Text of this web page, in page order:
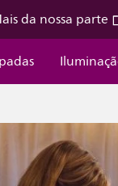
da nossa parte